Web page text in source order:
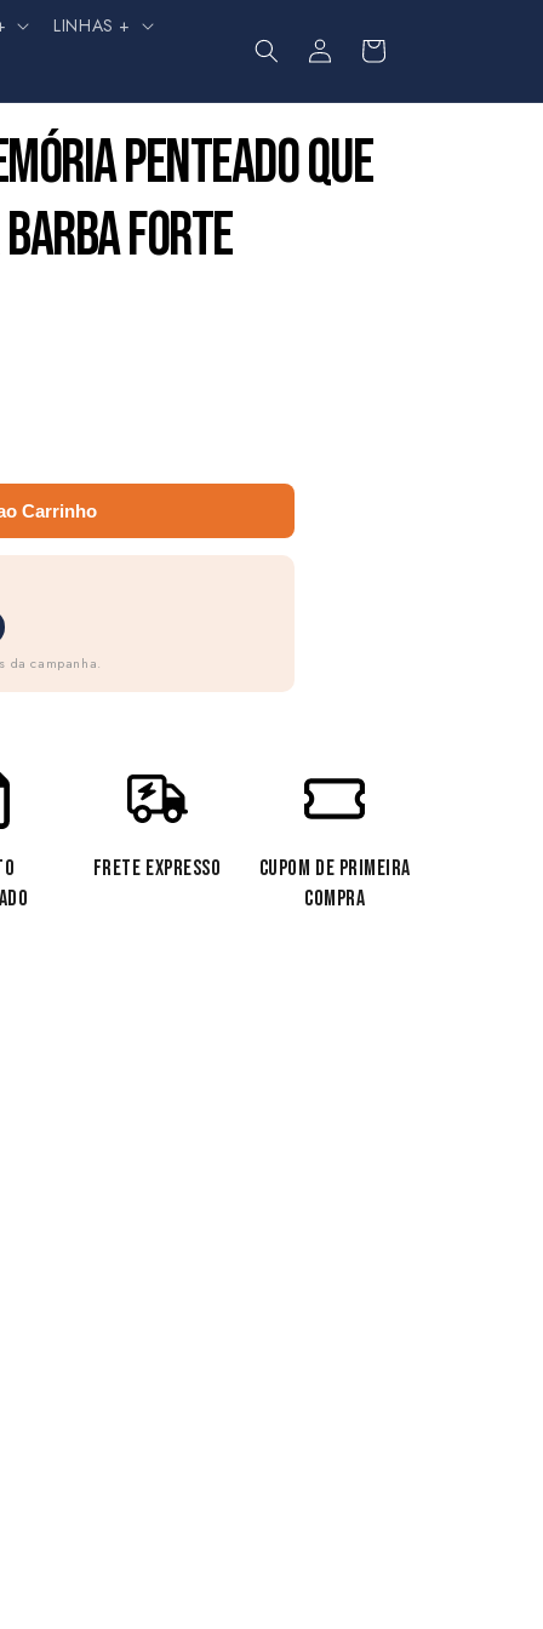
LINHAS +
Fazer
login
Carrinho
PENTEADO QUE
FORTE
Carrinho
da campanha.
FRETE EXPRESSO
CUPOM DE PRIMEIRA
COMPRA